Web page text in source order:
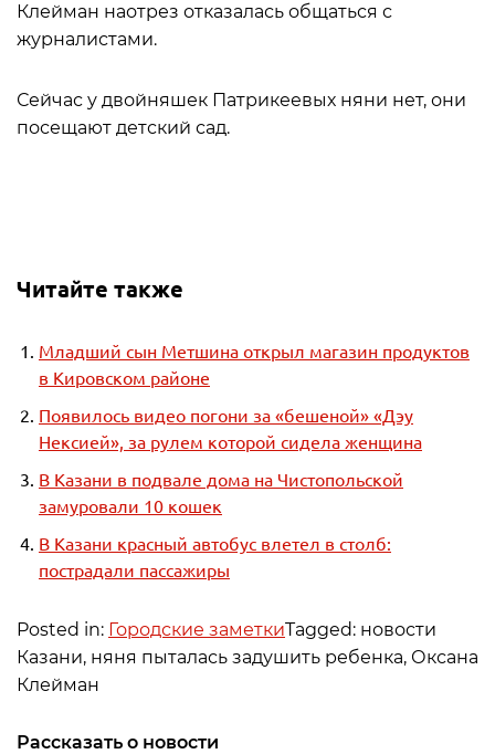
Клейман наотрез отказалась общаться с
журналистами.
Сейчас у двойняшек Патрикеевых няни нет, они
посещают детский сад.
Читайте также
Младший сын Метшина открыл магазин продуктов
в Кировском районе
Появилось видео погони за «бешеной» «Дэу
Нексией», за рулем которой сидела женщина
В Казани в подвале дома на Чистопольской
замуровали 10 кошек
В Казани красный автобус влетел в столб:
пострадали пассажиры
Posted in: Городские заметкиTagged: новости
Казани, няня пыталась задушить ребенка, Оксана
Клейман
Рассказать о новости